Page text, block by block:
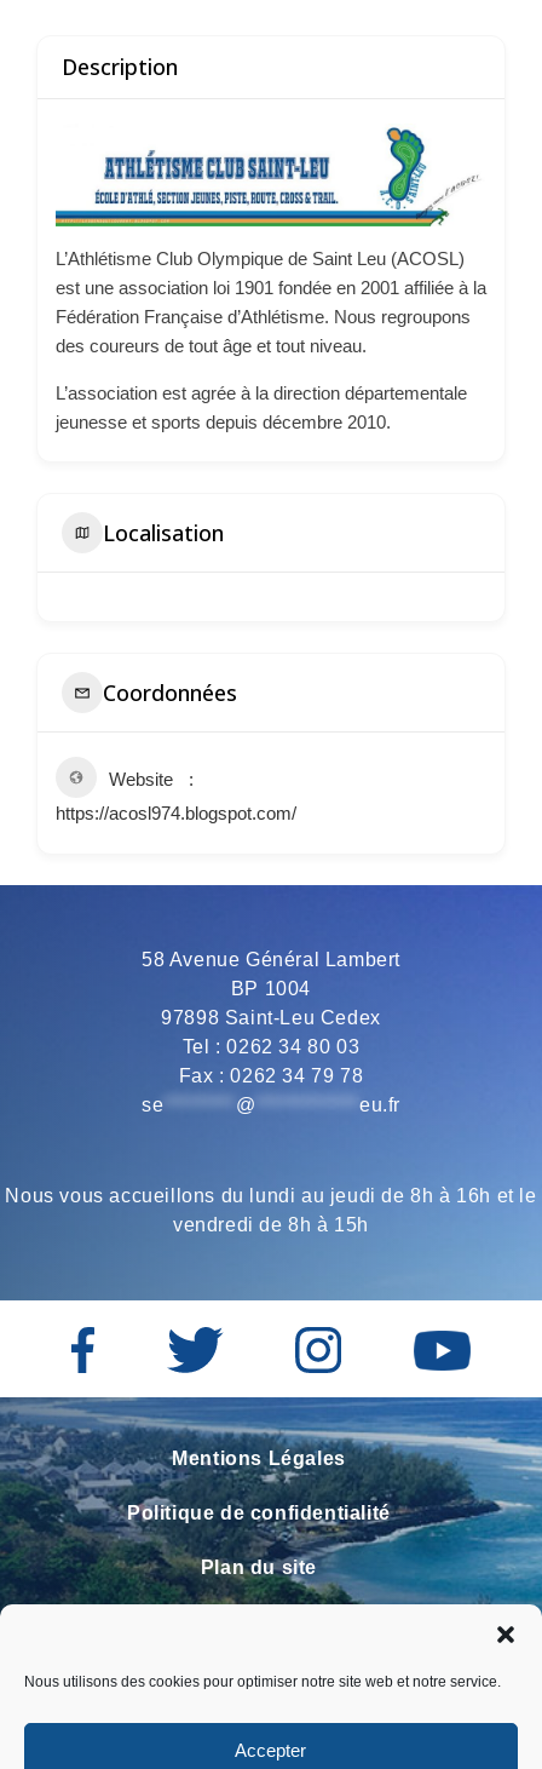
Nous utilisons des cookies pour optimiser notre site web et notre service.
Accepter
Description
L’Athlétisme Club Olympique de Saint Leu (ACOSL)
est une association loi 1901 fondée en 2001 affiliée à la
Fédération Française d’Athlétisme. Nous regroupons
des coureurs de tout âge et tout niveau.
L’association est agrée à la direction départementale
jeunesse et sports depuis décembre 2010.
Localisation
Coordonnées
Website
https://acosl974.blogspot.com/
58 Avenue Général Lambert
BP 1004
97898 Saint-Leu Cedex
Tel : 0262 34 80 03
Fax : 0262 34 79 78
se
@ *************eu.fr
Nous vous accueillons du lundi au jeudi de 8h à 16h et le
vendredi de 8h à 15h
Mentions Légales
Politique de confidentialité
Plan du site
Faire un signalement